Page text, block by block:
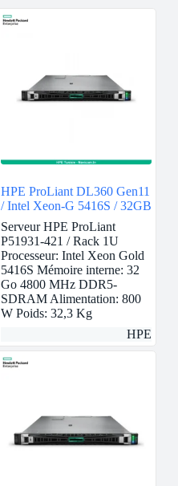
HPE ProLiant DL360 Gen11
/ Intel Xeon-G 5416S / 32GB
Serveur HPE ProLiant
P51931-421 / Rack 1U
Processeur: Intel Xeon Gold
5416S Mémoire interne: 32
Go 4800 MHz DDR5-
SDRAM Alimentation: 800
W Poids: 32,3 Kg
HPE